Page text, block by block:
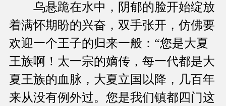
乌悬跪在水中，阴郁的脸开始绽放
着满怀期盼的兴奋，双手张开，仿佛要
欢迎一个王子的归来一般：“您是大夏
王族啊！太一宗的嫡传，每一代都是大
夏王族的血脉，大夏立国以降，几百年
来从没有例外过。您是我们镇都四门这